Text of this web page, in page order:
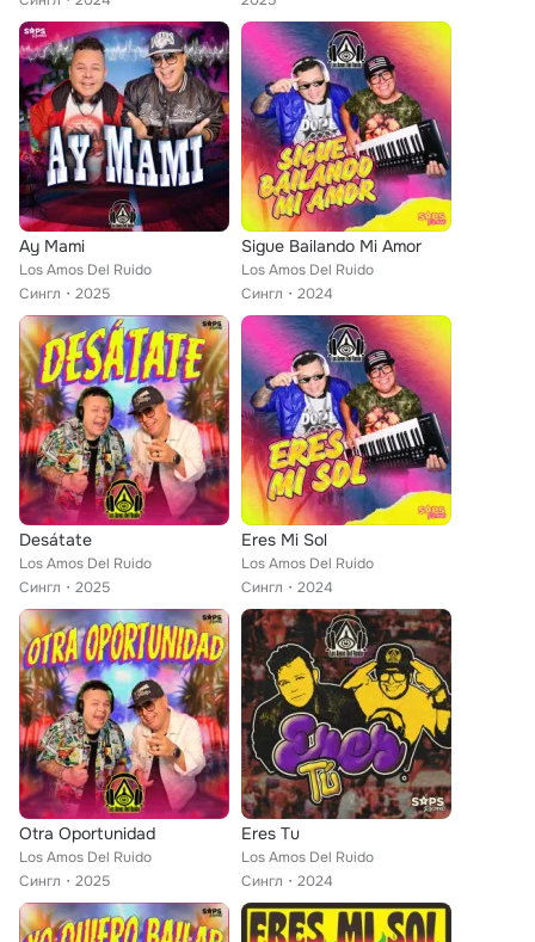
Ay Mami
Los Amos Del Ruido
Сингл
2025
Sigue Bailando Mi Amor
Los Amos Del Ruido
Сингл
2024
Desátate
Los Amos Del Ruido
Сингл
2025
Eres Mi Sol
Los Amos Del Ruido
Сингл
2024
Otra Oportunidad
Los Amos Del Ruido
Сингл
2025
Eres Tu
Los Amos Del Ruido
Сингл
2024